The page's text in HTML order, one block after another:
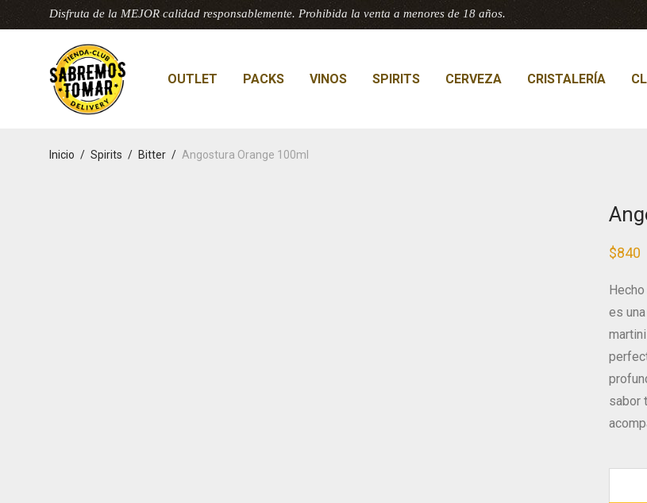
Disfruta de la MEJOR calidad responsablemente. Prohibida la venta a menores de 18 años.
OUTLET PACKS VINOS SPIRITS CERVEZA CRISTALERÍA
Inicio / Spirits / Bitter / Angostura Orange 100ml
$840
es
sabor